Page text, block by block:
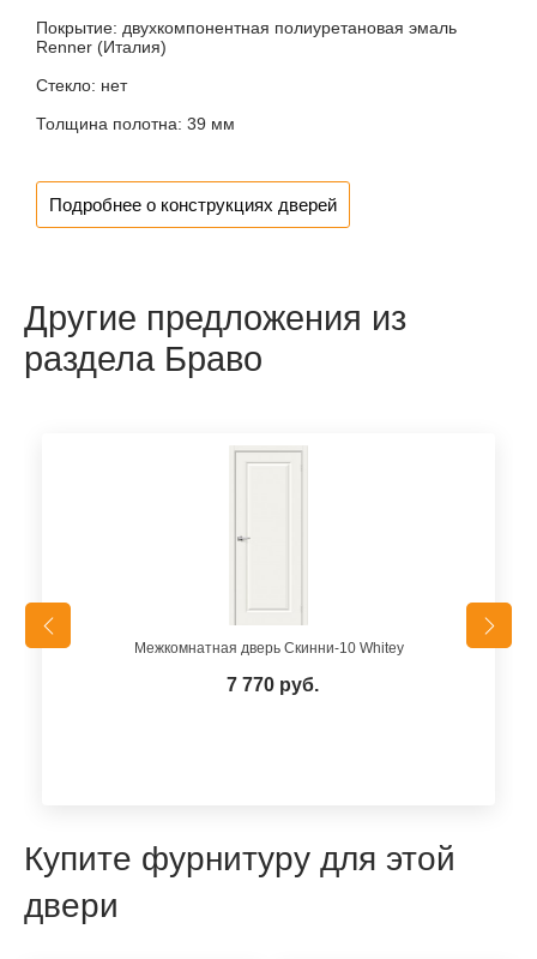
Покрытие: двухкомпонентная полиуретановая эмаль
Renner (Италия)
Стекло: нет
Толщина полотна: 39 мм
Подробнее о конструкциях дверей
Другие предложения из
раздела Браво
Межкомнатная дверь Скинни-10 Whitey
7 770 руб.
Купите фурнитуру для этой
двери